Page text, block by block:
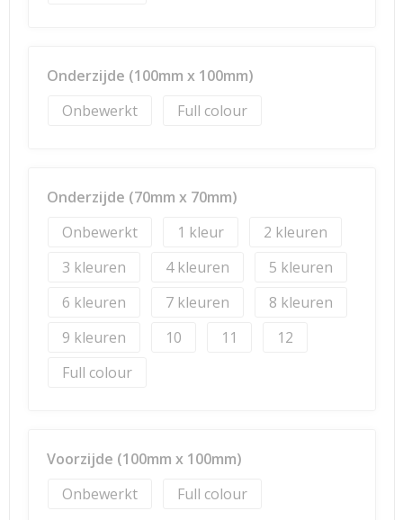
Onderzijde (100mm x 100mm)
Onbewerkt
Full colour
Onderzijde (70mm x 70mm)
Onbewerkt
1
2
3
4
5
6
7
8
9
10 11
12
Full colour
Voorzijde (100mm x 100mm)
Onbewerkt
Full colour